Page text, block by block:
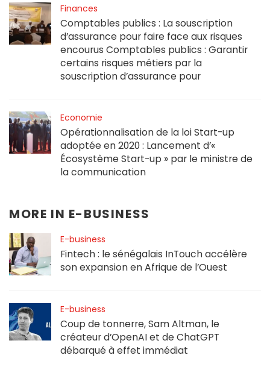
Finances
Comptables publics : La souscription
d’assurance pour faire face aux risques
encourus Comptables publics : Garantir
certains risques métiers par la
souscription d’assurance pour
Economie
Opérationnalisation de la loi Start-up
adoptée en 2020 : Lancement d’«
Écosystème Start-up » par le ministre de
la communication
MORE IN E-BUSINESS
E-business
Fintech : le sénégalais InTouch accélère
son expansion en Afrique de l’Ouest
E-business
Coup de tonnerre, Sam Altman, le
créateur d’OpenAI et de ChatGPT
débarqué à effet immédiat